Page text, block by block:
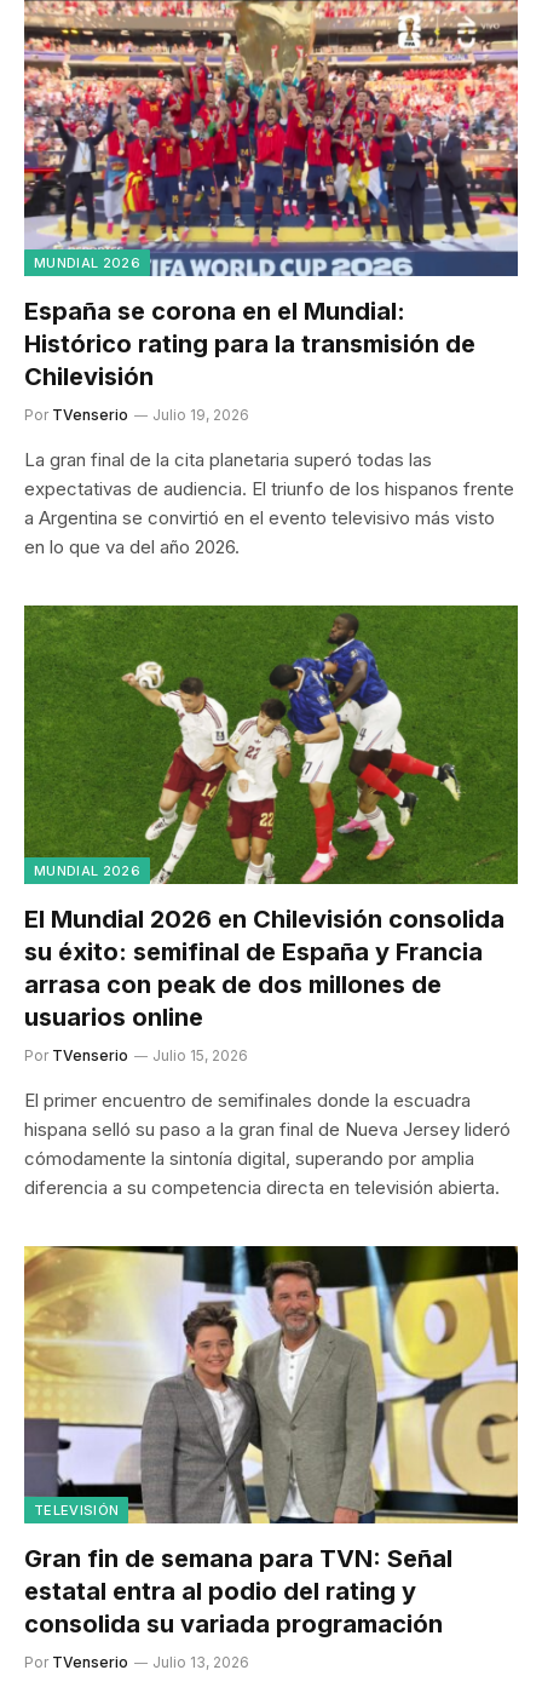
MUNDIAL 2026
España se corona en el Mundial:
Histórico rating para la transmisión de
Chilevisión
Por TVenserio Julio 19, 2026
La gran final de la cita planetaria superó todas las
expectativas de audiencia. El triunfo de los hispanos frente
a Argentina se convirtió en el evento televisivo más visto
en lo que va del año 2026.
MUNDIAL 2026
El Mundial 2026 en Chilevisión consolida
su éxito: semifinal de España y Francia
arrasa con peak de dos millones de
usuarios online
Por TVenserio Julio 15, 2026
El primer encuentro de semifinales donde la escuadra
hispana selló su paso a la gran final de Nueva Jersey lideró
cómodamente la sintonía digital, superando por amplia
diferencia a su competencia directa en televisión abierta.
TELEVISIÓN
Gran fin de semana para TVN: Señal
estatal entra al podio del rating y
consolida su variada programación
Por TVenserio Julio 13, 2026